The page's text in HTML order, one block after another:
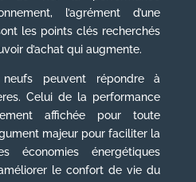
l’agrément d’une
les points clés recherchés
d’achat qui augmente.
peuvent répondre à
Celui de la performance
affichée pour toute
majeur pour faciliter la
économies énergétiques
le confort de vie du